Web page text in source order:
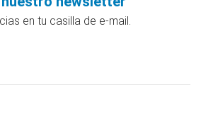
en tu casilla de e-mail.